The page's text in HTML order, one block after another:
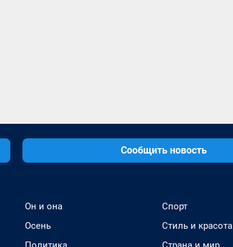
Сообщить новость
Он и она
Осень
Спорт
Стиль и красота